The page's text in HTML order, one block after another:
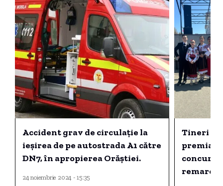
Accident grav de circulație la
ieșirea de pe autostrada A1 către
DN7, în apropierea Orăștiei.
24 noiembrie 2024 - 15:35
Tineri
premiați
concurs